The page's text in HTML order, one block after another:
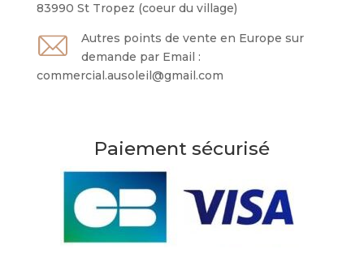
83990 St Tropez (coeur du village)
Autres points de vente en Europe sur
demande par Email :
commercial.ausoleil@gmail.com
Paiement sécurisé